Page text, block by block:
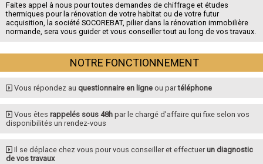
Faites appel à nous pour toutes demandes de chiffrage et études
thermiques pour la rénovation de votre habitat ou de votre futur
acquisition, la société SOCOREBAT, pilier dans la rénovation immobilière
normande, sera vous guider et vous conseiller tout au long de vos travaux.
NOTRE FONCTIONNEMENT
Vous répondez au questionnaire en ligne ou partéléphone
Vous êtesrappelés sous 48h par le chargé d'affaire qui fixe selon vos
disponibilités un rendez-vous
Il se déplace chez vous pour vous conseiller et effectuerun diagnostic
de vos travaux